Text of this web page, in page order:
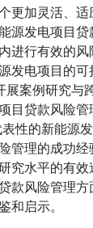
更加灵活、
源发电项目贷
进行有效的
发电项目的
展案例研究与
目贷款风险
性的新能源
管理的成功
究水平的有
款风险管理
和启示。